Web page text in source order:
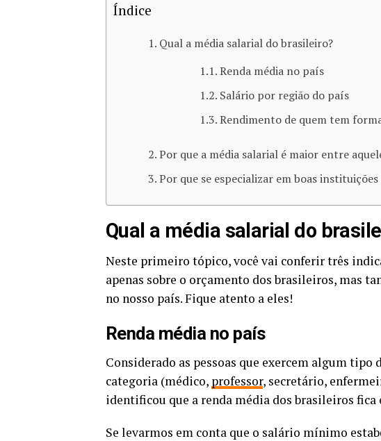
Índice
Qual a média salarial do brasileiro?
Renda média no país
Salário por região do país
Rendimento de quem tem
Por que a média salarial é maior entre
Por que se especializar em boas instituições
Qual a média salarial do
Neste primeiro tópico, você vai conferir três
apenas sobre o orçamento dos brasileiros, mas
no nosso país. Fique atento a eles!
Renda média no país
Considerado as pessoas que exercem algum
categoria (médico, professor, secretário,
identificou que a renda média dos brasileiros fica
Se levarmos em conta que o salário mínimo